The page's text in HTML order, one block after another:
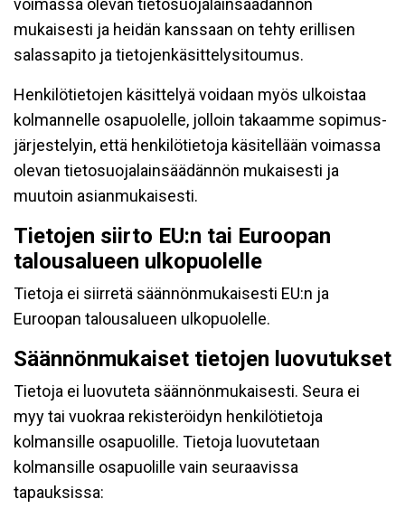
voimassa olevan tietosuojalainsäädännön
mukaisesti ja heidän kanssaan on tehty erillisen
salassapito ja tietojenkäsittelysitoumus.
Henkilötietojen käsittelyä voidaan myös ulkoistaa
kolmannelle osapuolelle, jolloin takaamme sopimus-
järjestelyin, että henkilötietoja käsitellään voimassa
olevan tietosuojalainsäädännön mukaisesti ja
muutoin asianmukaisesti.
Tietojen siirto EU:n tai Euroopan
talousalueen ulkopuolelle
Tietoja ei siirretä säännönmukaisesti EU:n ja
Euroopan talousalueen ulkopuolelle.
Säännönmukaiset tietojen luovutukset
Tietoja ei luovuteta säännönmukaisesti. Seura ei
myy tai vuokraa rekisteröidyn henkilötietoja
kolmansille osapuolille. Tietoja luovutetaan
kolmansille osapuolille vain seuraavissa
tapauksissa: